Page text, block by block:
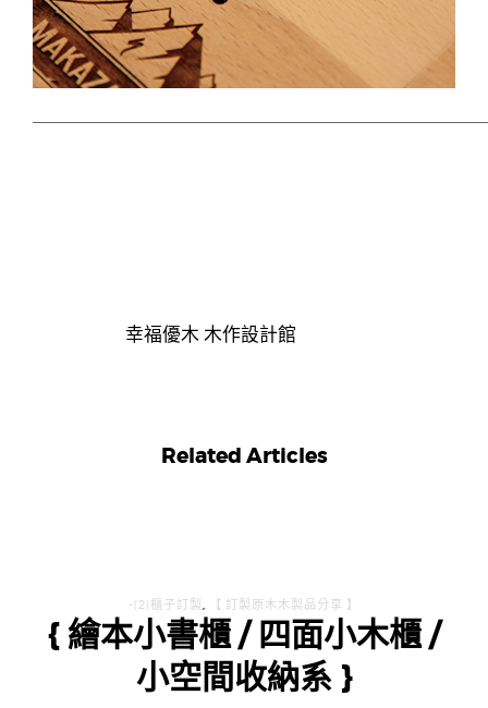
幸福優木 木作設計館
Related Articles
-(2)櫃子訂製, 【 訂製原木木製品分享 】
{ 繪本小書櫃 / 四面小木櫃 /
小空間收納系 }